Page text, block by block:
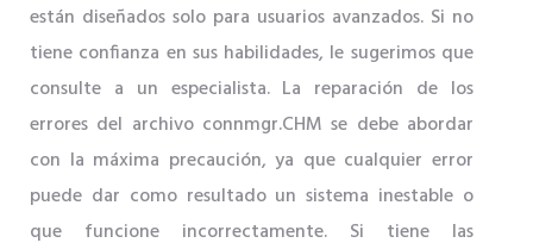
están diseñados solo para usuarios avanzados. Si no
tiene confianza en sus habilidades, le sugerimos que
consulte a un especialista. La reparación de los
errores del archivo connmgr.CHM se debe abordar
con la máxima precaución, ya que cualquier error
puede dar como resultado un sistema inestable o
que funcione incorrectamente. Si tiene las